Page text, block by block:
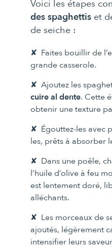
Voici les étapes
des spaghettis et
de seiche :
Faites bouillir de
grande casserole.
Ajoutez les
cuire al dente. Cette
obtenir une texture
Égouttez-les avec
les, prêts à absorber
Dans une poêle,
l’huile d’olive à feu
est lentement doré,
alléchants.
Les morceaux de
ajoutés, légèrement
intensifier leurs